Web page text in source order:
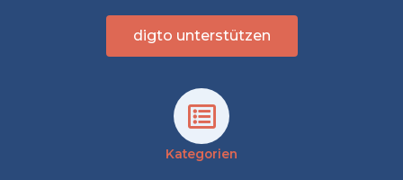
digto unterstützen
Kategorien